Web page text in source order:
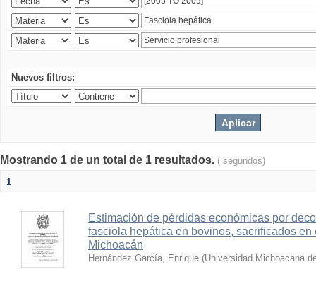
Nuevos filtros:
Mostrando 1 de un total de 1 resultados. ( segundos)
1
Estimación de pérdidas económicas por
fasciola hepática en bovinos, sacrificados
Michoacán
Hernández García, Enrique (Universidad Michoacana